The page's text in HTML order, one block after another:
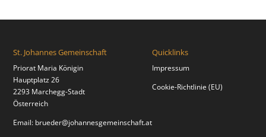
St. Johannes Gemeinschaft
Priorat Maria Königin
Hauptplatz 26
2293 Marchegg-Stadt
Österreich
Email: brueder@johannesgemeinschaft.at
Quicklinks
Impressum
Cookie-Richtlinie (EU)